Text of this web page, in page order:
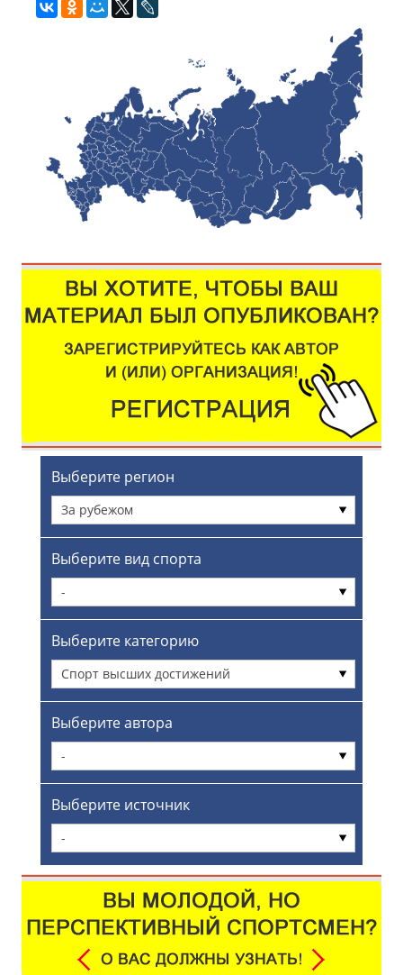
Выберите регион
За рубежом
Выберите вид спорта
-
Выберите категорию
Спорт высших достижений
Выберите автора
-
Выберите источник
-